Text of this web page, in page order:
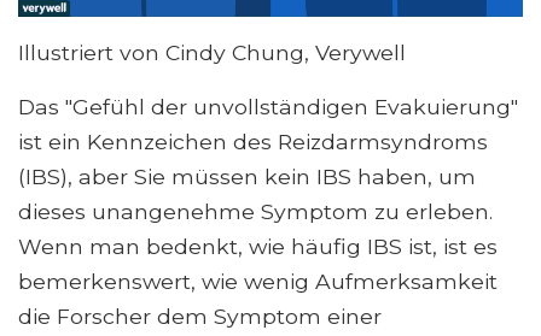
Illustriert von Cindy Chung, Verywell
Das "Gefühl der unvollständigen Evakuierung"
ist ein Kennzeichen des Reizdarmsyndroms
(IBS), aber Sie müssen kein IBS haben, um
dieses unangenehme Symptom zu erleben.
Wenn man bedenkt, wie häufig IBS ist, ist es
bemerkenswert, wie wenig Aufmerksamkeit
die Forscher dem Symptom einer